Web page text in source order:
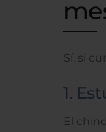
Sí, si
1.
El